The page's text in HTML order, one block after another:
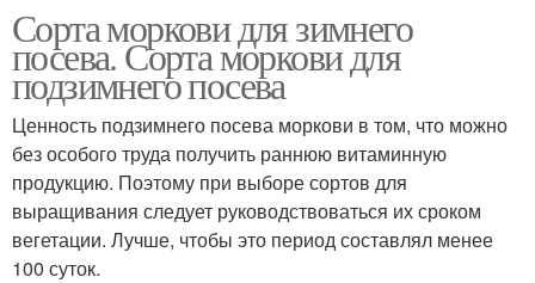
Сорта моркови для зимнего
посева. Сорта моркови для
подзимнего посева
Ценность подзимнего посева моркови в том, что можно
без особого труда получить раннюю витаминную
продукцию. Поэтому при выборе сортов для
выращивания следует руководствоваться их сроком
вегетации. Лучше, чтобы это период составлял менее
100 суток.